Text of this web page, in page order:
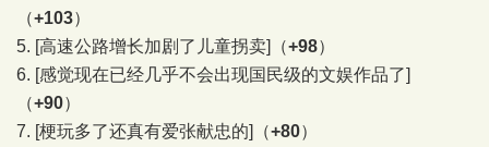
（+103）
5. [高速公路增长加剧了儿童拐卖] （+98）
6. [感觉现在已经几乎不会出现国民级的文娱作品了]
（+90）
7. [梗玩多了还真有爱张献忠的] （+80）